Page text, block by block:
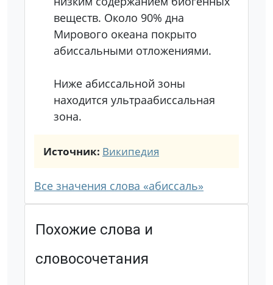
веществ. Около 90% дна
Мирового океана покрыто
абиссальными отложениями.
Ниже абиссальной зоны
находится ультраабиссальная
зона.
Источник: Википедия
Все значения слова «абиссаль»
Похожие слова и
словосочетания